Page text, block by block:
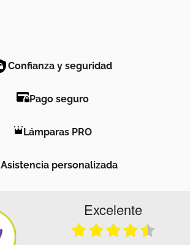
Confianza y seguridad
Pago seguro
Lámparas PRO
Asistencia personalizada
Excelente